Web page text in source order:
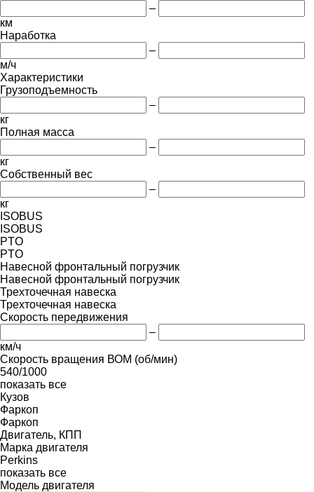
–
км
Наработка
–
м/ч
Характеристики
Грузоподъемность
–
кг
Полная масса
–
кг
Собственный вес
–
кг
ISOBUS
ISOBUS
PTO
PTO
Навесной фронтальный погрузчик
Навесной фронтальный погрузчик
Трехточечная навеска
Трехточечная навеска
Скорость передвижения
–
км/ч
Скорость вращения ВОМ (об/мин)
540/1000
показать все
Кузов
Фаркоп
Фаркоп
Двигатель, КПП
Марка двигателя
Perkins
показать все
Модель двигателя